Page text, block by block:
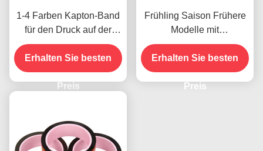
1-4 Farben Kapton-Band
für den Druck auf der
Vorderseite
Erhalten Sie besten
Preis
Frühling Saison Frühere
Modelle mit
Feuchtigkeitsbeständigke
it und 2,5N/25mm
Schälfestigkeit
Erhalten Sie besten
Preis